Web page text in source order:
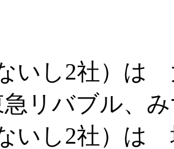
いし2社）は
急リバブル、
いし2社）は